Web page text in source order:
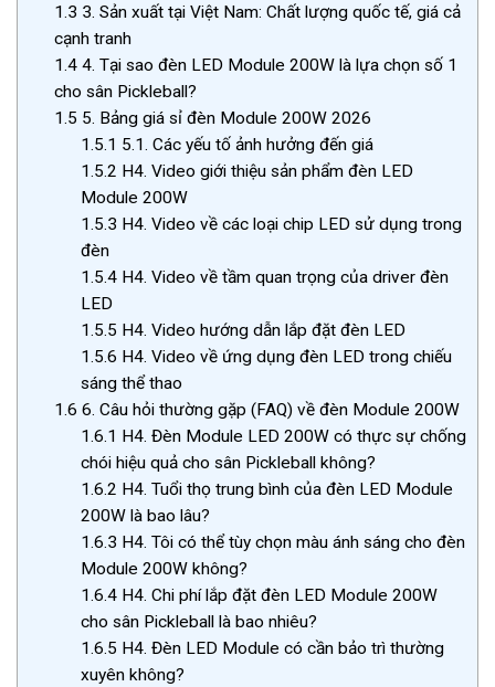
1.3 3. Sản xuất tại Việt Nam: Chất lượng quốc tế, giá cả
cạnh tranh
1.4 4. Tại sao đèn LED Module 200W là lựa chọn số 1
cho sân Pickleball?
1.5 5. Bảng giá sỉ đèn Module 200W 2026
1.5.1 5.1. Các yếu tố ảnh hưởng đến giá
1.5.2 H4. Video giới thiệu sản phẩm đèn LED
Module 200W
1.5.3 H4. Video về các loại chip LED sử dụng trong
đèn
1.5.4H4. Video về tầm quan trọng của driver đèn
LED
1.5.5 H4. Video hướng dẫn lắp đặt đèn LED
1.5.6 H4. Video về ứng dụng đèn LED trong chiếu
sáng thể thao
1.6 6. Câu hỏi thường gặp (FAQ) về đèn Module 200W
1.6.1 H4. Đèn Module LED 200W có thực sự chống
chói hiệu quả cho sân Pickleball không?
1.6.2 H4. Tuổi thọ trung bình của đèn LED Module
200W là bao lâu?
1.6.3 H4. Tôi có thể tùy chọn màu ánh sáng cho đèn
Module 200W không?
1.6.4H4. Chi phí lắp đặt đèn LED Module 200W
cho sân Pickleball là bao nhiêu?
1.6.5 H4. Đèn LED Module có cần bảo trì thường
xuyên không?